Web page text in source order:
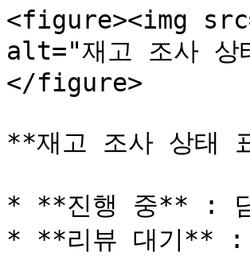
<figure><img
alt="재고 조사
</figure>
**재고 조사 상태
* **진행 중** : 담
* **리뷰 대기** :